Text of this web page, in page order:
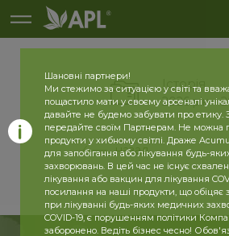
Історія
2026 рік
назад
Шановні партнери!
Ми стежимо за ситуацією у світі та
пощастило мати у своєму арсеналі
давайте не будемо забувати про етику.
передайте своїм Партнерам. Не можна
продукти у хибному світлі. Драже
для запобігання або лікування будь-
захворювань. В цей час не існує
лікування або вакцин для лікування
посилання на наші продукти, що обіцяє
при лікуванні будь-яких медичних
COVID-19, є порушенням політики
заборонено. Ведіть бізнес чесно!